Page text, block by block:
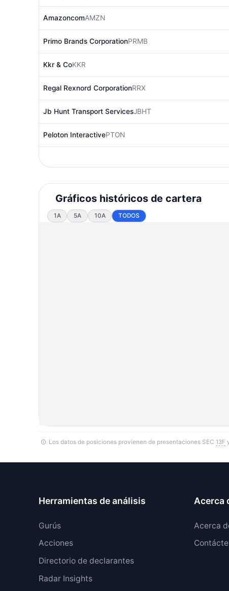
AmazoncomAMZN
Primo Brands CorporationPRMB
Kkr & CoKKR
Regal Rexnord CorporationRRX
Jb Hunt Transport ServicesJBHT
Peloton InteractivePTON
Gráficos históricos de cartera
1A 5A 10A TODOS
Los datos de posiciones provienen de presentaciones SEC 13F
Herramientas de análisis
Gurús
Acciones
Directorio de declarantes
Radar Insights
Acerca
Acerca